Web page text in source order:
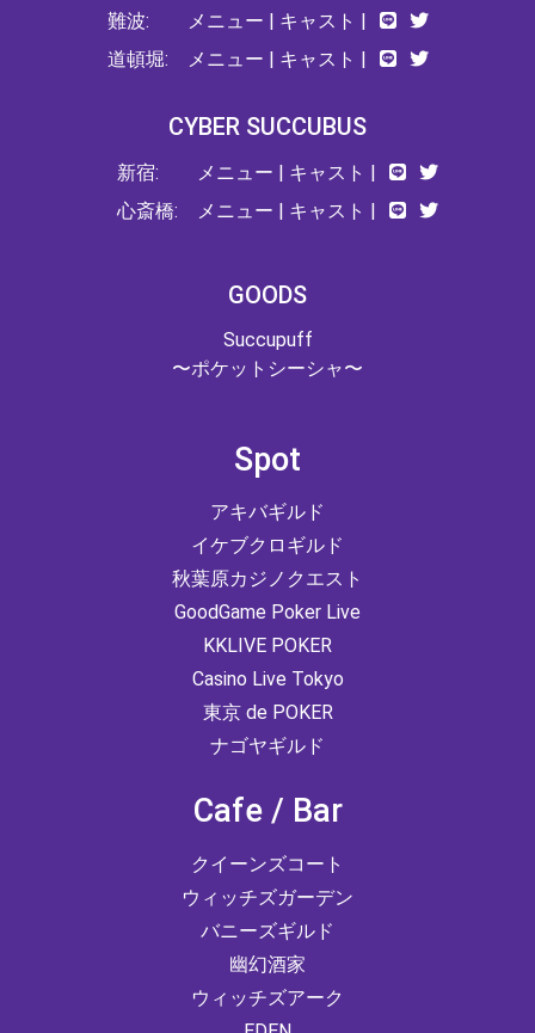
難波:
道頓堀:
メニュー | キャスト |
メニュー | キャスト |
CYBER SUCCUBUS
新宿:
心斎橋:
メニュー | キャスト |
メニュー | キャスト |
GOODS
Succupuff
〜ポケットシーシャ〜
Spot
アキバギルド
イケブクロギルド
秋葉原カジノクエスト
GoodGame Poker Live
KKLIVE POKER
Casino Live Tokyo
東京 de POKER
ナゴヤギルド
Cafe / Bar
クイーンズコート
ウィッチズガーデン
バニーズギルド
幽幻酒家
ウィッチズアーク